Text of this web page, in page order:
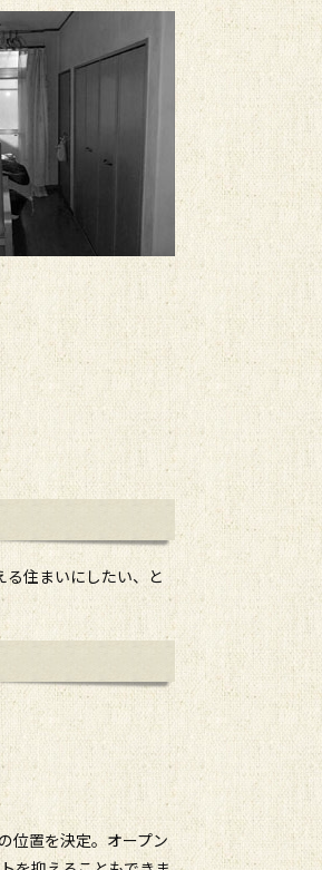
住まいにしたい、と
位置を決定。オープン